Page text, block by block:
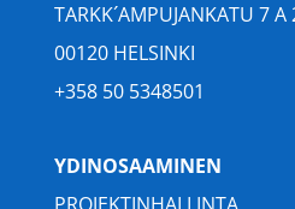
TARKK´AMPUJANKATU 7 A
00120 HELSINKI
+358 50 5348501
YDINOSAAMINEN